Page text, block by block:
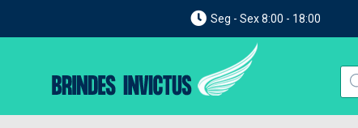
Seg - Sex 8:00 - 18:00